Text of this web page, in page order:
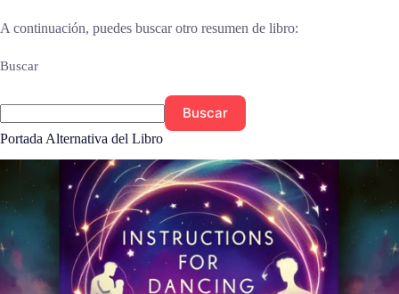
A continuación, puedes buscar otro resumen de libro:
Buscar
Buscar
Portada Alternativa del Libro